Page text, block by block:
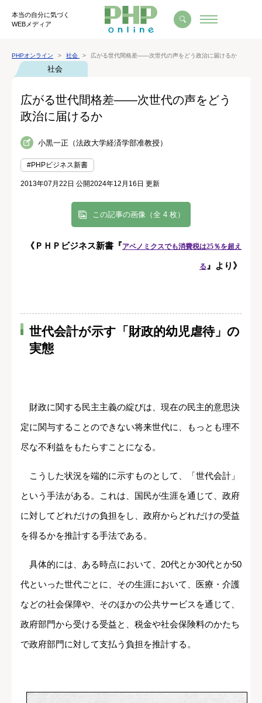
本当の自分に気づく
WEBメディア
PHPオンライン 社会 広がる世代間格差――次世代の声をどう政治に届けるか
社会
広がる世代間格差――次世代の声をどう
政治に届けるか
小黒一正（法政大学経済学部准教授）
#PHPビジネス新書
2013年07月22日 公開2024年12月16日 更新
この記事の画像（全 4 枚）
《ＰＨＰビジネス新書『アベノミクスでも消費税は25％を超え
る 』 より》
世代会計が示す「財政的幼児虐待」の
実態
財政に関する民主主義の綻びは、現在の民主的意思決
定に関与することのできない将来世代に、もっとも理不
尽な不利益をもたらすことになる。
こうした状況を端的に示すものとして、「世代会計」
という手法がある。これは、国民が生涯を通じて、政府
に対してどれだけの負担をし、政府からどれだけの受益
を得るかを推計する手法である。
具体的には、ある時点において、20代とか30代とか50
代といった世代ごとに、その生涯において、医療・介護
などの社会保障や、そのほかの公共サービスを通じて、
政府部門から受ける受益と、税金や社会保険料のかたち
で政府部門に対して支払う負担を推計する。